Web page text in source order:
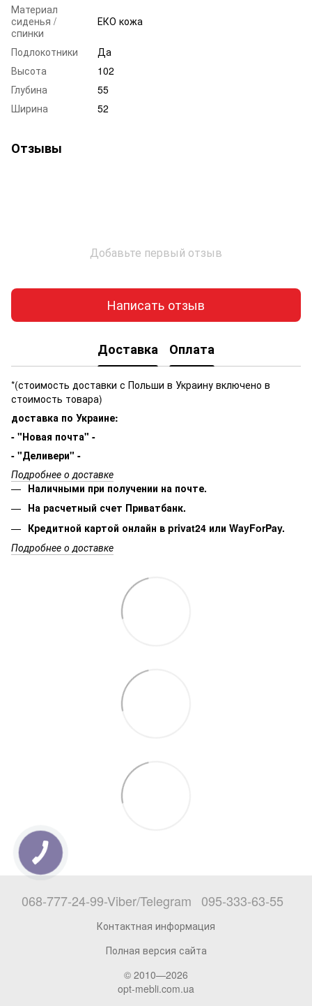
Материал
сиденья /
спинки
ЕКО кожа
Подлокотники
Да
Высота
102
Глубина
55
Ширина
52
Отзывы
Добавьте первый отзыв
Написать отзыв
Доставка Оплата
*(стоимость доставки с Польши в Украину включено в
стоимость товара)
доставка по Украине:
- "Новая почта" -
- "Деливери" -
Подробнее о доставке
Наличными при получении на почте.
На расчетный счет Приватбанк.
Кредитной картой онлайн в privat24 или WayForPay.
Подробнее о доставке
068-777-24-99-Viber/Telegram 095-333-63-55
Контактная информация
Полная версия сайта
© 2010—2026
opt-mebli.com.ua